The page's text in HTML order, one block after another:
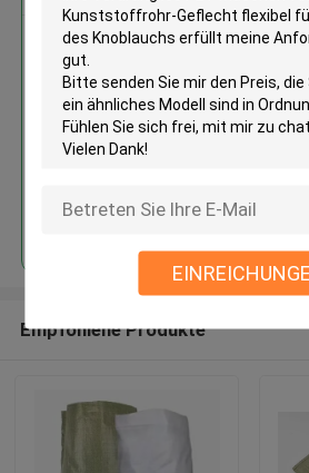
Verdrängtes
Ärmel-
flexibel für das
Knoblauchs
Fortsetzen
Empfohlene Produkte